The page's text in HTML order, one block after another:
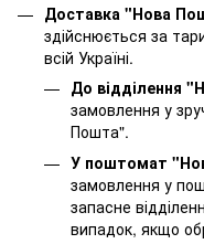
Доставка "Нова
здійснюється за
всій Україні.
До відділення
замовлення у
Пошта".
У поштомат
замовлення у
запасне
випадок, якщо